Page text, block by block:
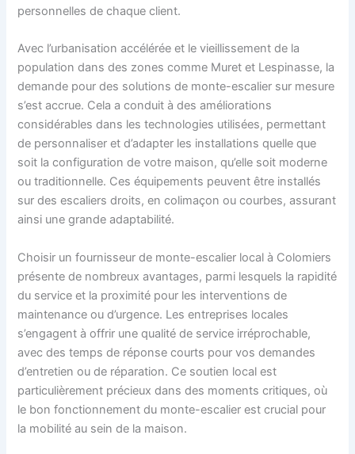
personnelles de chaque client.
Avec l’urbanisation accélérée et le vieillissement de la
population dans des zones comme Muret et Lespinasse, la
demande pour des solutions de monte-escalier sur mesure
s’est accrue. Cela a conduit à des améliorations
considérables dans les technologies utilisées, permettant
de personnaliser et d’adapter les installations quelle que
soit la configuration de votre maison, qu’elle soit moderne
ou traditionnelle. Ces équipements peuvent être installés
sur des escaliers droits, en colimaçon ou courbes, assurant
ainsi une grande adaptabilité.
Choisir un fournisseur de monte-escalier local à Colomiers
présente de nombreux avantages, parmi lesquels la rapidité
du service et la proximité pour les interventions de
maintenance ou d’urgence. Les entreprises locales
s’engagent à offrir une qualité de service irréprochable,
avec des temps de réponse courts pour vos demandes
d’entretien ou de réparation. Ce soutien local est
particulièrement précieux dans des moments critiques, où
le bon fonctionnement du monte-escalier est crucial pour
la mobilité au sein de la maison.